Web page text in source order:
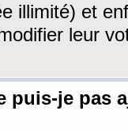
illimité) et
leur
puis-je pas